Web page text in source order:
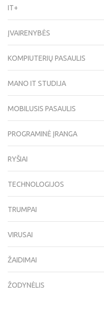
IT+
ĮVAIRENYBĖS
KOMPIUTERIŲ PASAULIS
MANO IT STUDIJA
MOBILUSIS PASAULIS
PROGRAMINĖ ĮRANGA
RYŠIAI
TECHNOLOGIJOS
TRUMPAI
VIRUSAI
ŽAIDIMAI
ŽODYNĖLIS